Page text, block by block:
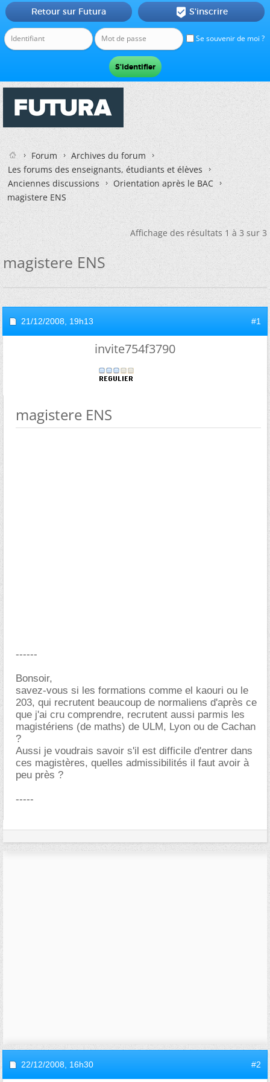
Se souvenir de moi ?
Retour sur Futura  S'inscrire
Forum
Archives du forum
Les forums des enseignants, étudiants et élèves
Anciennes discussions
Orientation après le BAC
magistere ENS
Affichage des résultats 1 à 3 sur 3
magistere ENS
21/12/2008, 19h13 #1
invite754f3790
magistere ENS
------
Bonsoir,
savez-vous si les formations comme el kaouri ou le
203, qui recrutent beaucoup de normaliens d'après ce
que j'ai cru comprendre, recrutent aussi parmis les
magistériens (de maths) de ULM, Lyon ou de Cachan
?
Aussi je voudrais savoir s'il est difficile d'entrer dans
ces magistères, quelles admissibilités il faut avoir à
peu près ?
-----
22/12/2008, 16h30 #2